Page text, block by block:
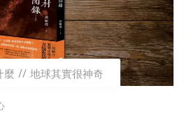
麼 地球其實很神奇